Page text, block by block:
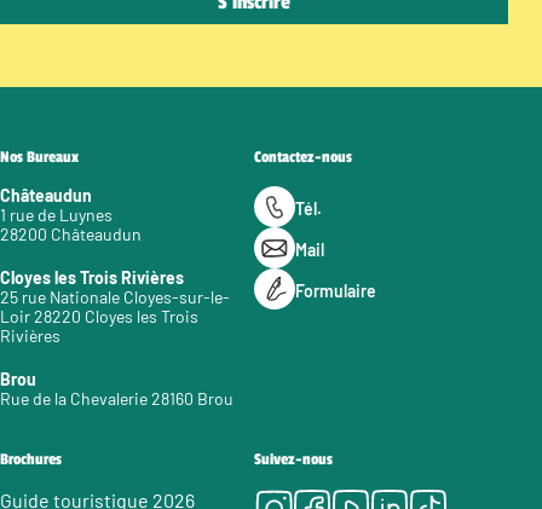
Nos Bureaux
Châteaudun
1 rue de Luynes
28200 Châteaudun
Cloyes les Trois Rivières
25 rue Nationale Cloyes-sur-le-
Loir 28220 Cloyes les Trois
Rivières
Brou
Rue de la Chevalerie 28160 Brou
Contactez-nous
Tél.
Mail
Formulaire
Brochures
Guide touristique 2026
Suivez-nous